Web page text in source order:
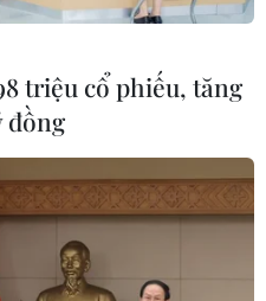
triệu cổ phiếu, tăng
đồng